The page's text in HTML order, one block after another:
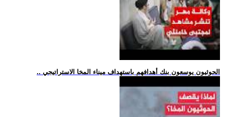
.. الحوثيون يوسعون بنك أهدافهم باستهداف ميناء المخا الاستراتيجي